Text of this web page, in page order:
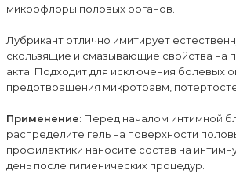
микрофлоры половых органов.
Лубрикант отлично имитирует
скользящие и смазывающие свойства на
акта. Подходит для исключения болевых
предотвращения микротравм,
Применение: Перед началом интимной
распределите гель на поверхности
профилактики наносите состав на
день после гигиенических процедур.